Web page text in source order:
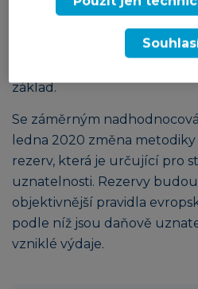
aby v případě katastrofy,
pojišťují, měly z čeho čerpat.
si do nich mohou pojišťovny
základ.
Se záměrným
ledna 2020 změna
rezerv, která je určující pro
uznatelnosti. Rezervy
objektivnější pravidla
podle níž jsou daňově
vzniklé výdaje.